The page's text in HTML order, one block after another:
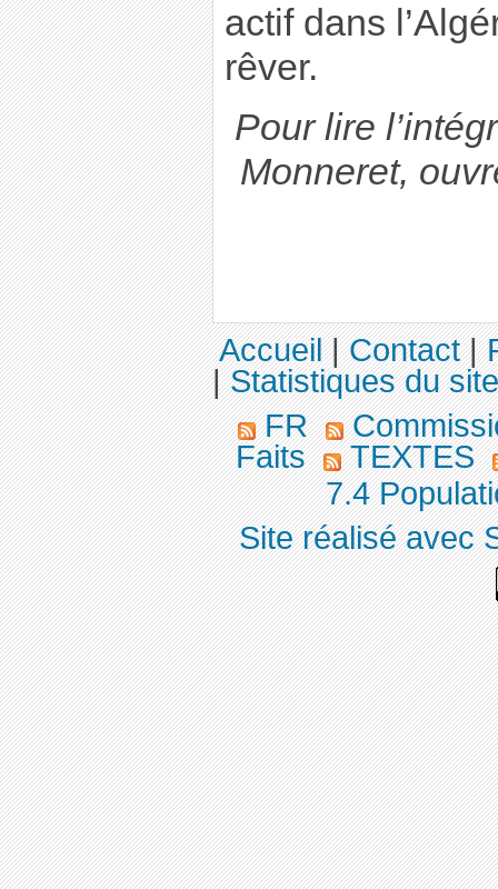
actif dans
rêver.
Pour lire
Monneret,
Accueil|Contact|
|Statistiques du site
FR
Faits
TEXTES
7.4
Site réalisé avec